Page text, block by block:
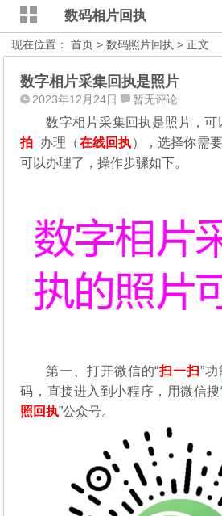
数码相片回执
现在位置：首页 >数码照片回执 > 正文
数字相片采集回执是照片
2023年12月24日 暂无评论
数字相片采集回执是照片，
拍 办理（在线回执），选择你需
可以办理了，操作步骤如下。
第一、打开微信的“扫一扫”
码，直接进入到小程序，用微信搜
照回执”公众号。